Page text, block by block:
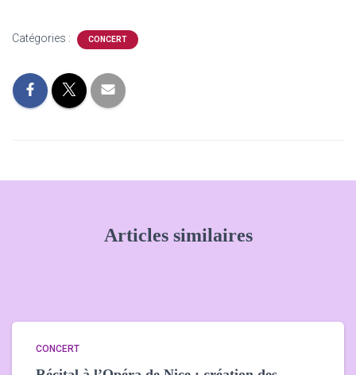
Catégories : CONCERT
Articles similaires
CONCERT